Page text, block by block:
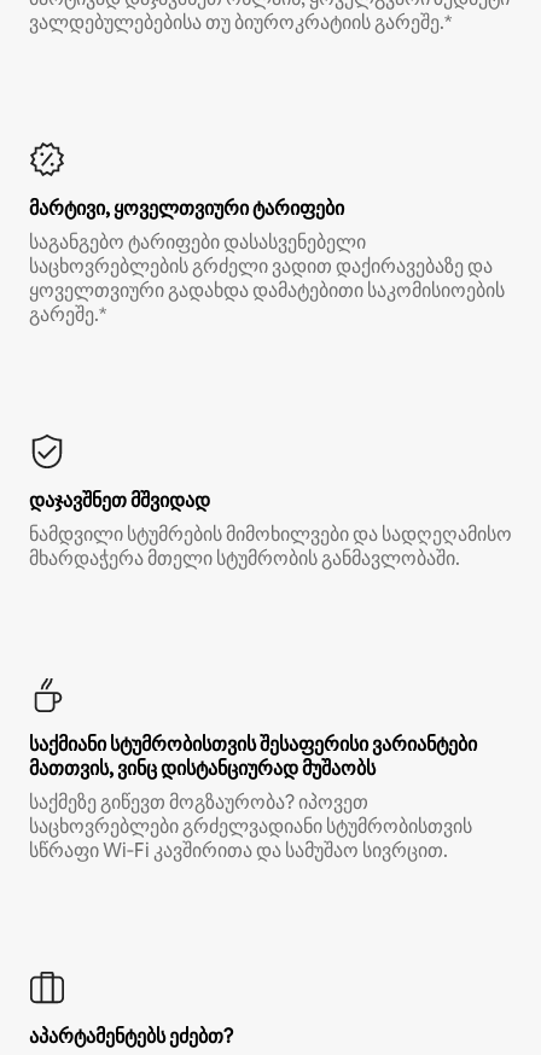
ვალდებულებებისა თუ ბიუროკრატიის გარეშე.*
მარტივი, ყოველთვიური ტარიფები
საგანგებო ტარიფები დასასვენებელი
საცხოვრებლების გრძელი ვადით დაქირავებაზე და
ყოველთვიური გადახდა დამატებითი საკომისიოების
გარეშე.*
დაჯავშნეთ მშვიდად
ნამდვილი სტუმრების მიმოხილვები და სადღეღამისო
მხარდაჭერა მთელი სტუმრობის განმავლობაში.
საქმიანი სტუმრობისთვის შესაფერისი ვარიანტები
მათთვის, ვინც დისტანციურად მუშაობს
საქმეზე გიწევთ მოგზაურობა? იპოვეთ
საცხოვრებლები გრძელვადიანი სტუმრობისთვის
სწრაფი Wi‑Fi კავშირითა და სამუშაო სივრცით.
აპარტამენტებს ეძებთ?